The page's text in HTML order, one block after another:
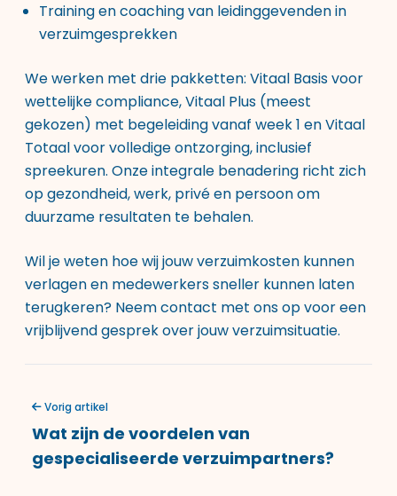
Training en coaching van leidinggevenden in
verzuimgesprekken
We werken met drie pakketten: Vitaal Basis voor
wettelijke compliance, Vitaal Plus (meest
gekozen) met begeleiding vanaf week 1 en Vitaal
Totaal voor volledige ontzorging, inclusief
spreekuren. Onze integrale benadering richt zich
op gezondheid, werk, privé en persoon om
duurzame resultaten te behalen.
Wil je weten hoe wij jouw verzuimkosten kunnen
verlagen en medewerkers sneller kunnen laten
terugkeren? Neem contact met ons op voor een
vrijblijvend gesprek over jouw verzuimsituatie.
Vorig artikel
Wat zijn de voordelen van
gespecialiseerde verzuimpartners?